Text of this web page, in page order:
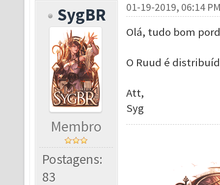
SygBR
Membro
Postagens:
83
01-19-2019, 06:14
Olá, tudo bom
O Ruud é
Att,
Syg